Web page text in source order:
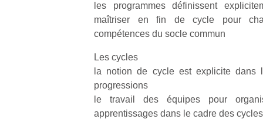
les programmes définissent
maîtriser en fin de cycle pour
compétences du socle commun
Les cycles
la notion de cycle est explicite dans
progressions
le travail des équipes pour
apprentissages dans le cadre des